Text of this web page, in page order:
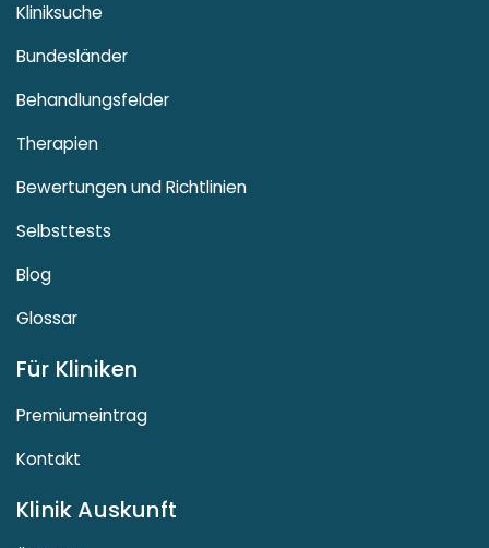
Kliniksuche
Bundesländer
Behandlungsfelder
Therapien
Bewertungen und Richtlinien
Selbsttests
Blog
Glossar
Für Kliniken
Premiumeintrag
Kontakt
Klinik Auskunft